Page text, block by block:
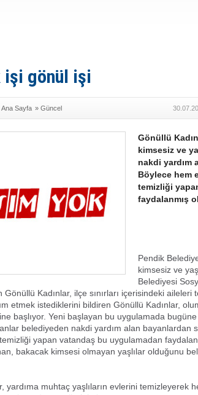
işi gönül işi
Ana Sayfa » Güncel
Gönüllü
kimsesiz ve
nakdi yardım
Böylece hem
temizliği
faydalanmış
Pendik
kimsesiz ve
Belediyesi
Gönüllü Kadınlar, ilçe sınırları içerisindeki aileleri
etmek istediklerini bildiren Gönüllü Kadınlar,
başlıyor. Yeni başlayan bu uygulamada
belediyeden nakdi yardım alan bayanlardan
yapan vatandaş bu uygulamadan
bakacak kimsesi olmayan yaşlılar olduğunu
yardıma muhtaç yaşlıların evlerini temizleyerek